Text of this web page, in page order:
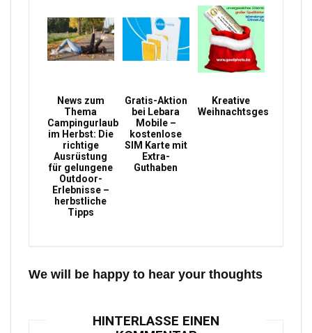
News zum
Thema
Campingurlaub
im Herbst: Die
richtige
Ausrüstung
für gelungene
Outdoor-
Erlebnisse –
herbstliche
Tipps
Gratis-Aktion
bei Lebara
Mobile –
kostenlose
SIM Karte mit
Extra-
Guthaben
Kreative
Weihnachtsgeschenke
We will be happy to hear your thoughts
HINTERLASSE EINEN